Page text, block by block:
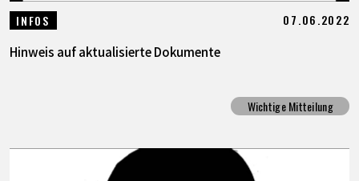
INFOS 07.06.2022
Hinweis auf aktualisierte Dokumente
Wichtige Mitteilung